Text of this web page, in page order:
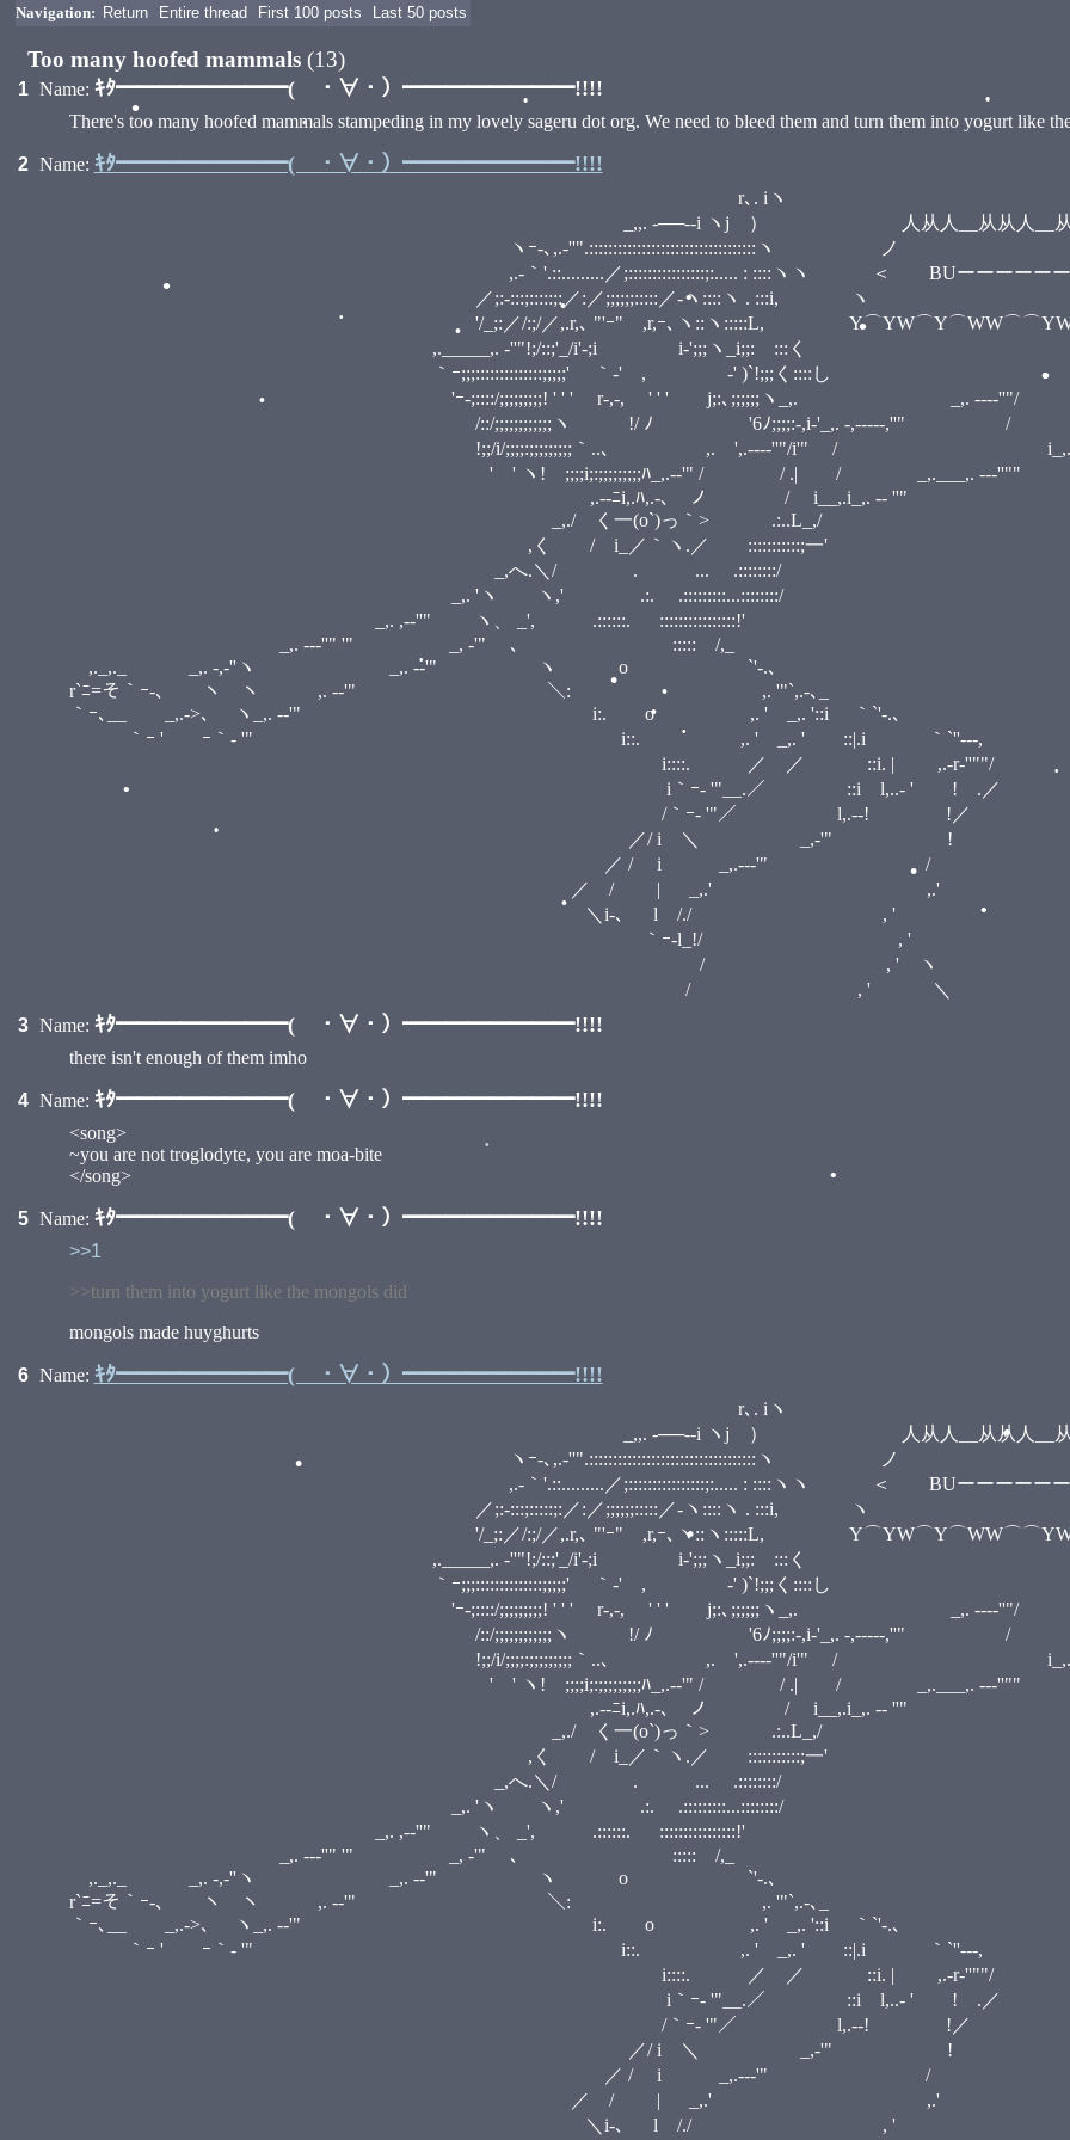
Navigation: Return Entire thread First 100 posts Last 50 posts
Too many hoofed mammals(13)
1 Name: ｷﾀ━━━━━━━━( ・∀・）━━━━━━━━!!!!
There's too many hoofed mammals stampeding in my lovely sageru dot org. We need to bleed them and turn them into yogurt like
2 Name: ｷﾀ━━━━━━━━( ・∀・）━━━━━━━━!!!!
r､. iヽ
_,,. -──‐-i ヽj ） 人从人__从从人__从人人
ヽｰ-､,.-''".:::::::::::::::::::::::::::::::::::
,.-｀'.::.........／;::::::::::::::::;:..... : ::::ヽヽ ＜ BUーーーーーーN
／;:-:::;:::::;:／:／;;;;;;:::::／-ヽ::::ヽ . :::i,
'/_;:／/:;/／,.r,､ "'ｰ" ,r,ｰ､ヽ::ヽ:::::L,
,._____,. -''"!;/::;'_/i'-;i i-';;;ヽ_i;;:ゝ:::く
｀ｰ;;;::::::::::::::;;;;;' ゝ｀-' , ゝ-' )`!;;;く::::し ,. -
'ｰ-;::::/;;;;;;;;;! ' ' ' r-,-, ' ' ' j;:､;;;;;;ヽ_,. _,. --‐‐''"/ / /
/::/;;;;;;;;;;;;ヽ !/ ﾉ '6ﾉ;;;;:-,i-'_,. -,‐‐‐‐‐,''" /
!;;/i/;;;;:;;;;;;;;;｀..､ ,. ',.-‐‐‐''"/i'" / i_,. -
' ' ヽ!ゝ;;;;i;:;;;;;;;;;ﾊ_,.-‐'" / / .| / _,.___,. -‐‐''""
,.-‐ﾆi,.ﾊ,.-､ ノ / i__,.i_,. -‐ ''"
_,./ く一(o`)っ｀> .:..L_,/
,く / i_／｀ヽ.／ :::::::::::;一'
_,へ.＼/ . ... .::::::::/
_,. 'ヽ ヽ,' .:. .:::::::::...::::::::/
_,. ,-‐''" ヽ、 _', .::::::. ::::::::::::::::!'
_,. -‐‐''" '" _, -'" ､ ::::: /,_
,._,._ _,. -,‐''ヽ _,. -‐'" ヽ o `'‐.､
r`ﾆ=そ｀ｰ-､ ヽ ヽ ,. -‐'" ＼: ,. '"`,.-､_
｀ｰ､__ ゝ_,.->､ ヽ_,. -‐'" i:. o ,. ' _,. '::i ｀`'‐.､
｀ｰ ' ｰ｀- '" i::. ,. ' _,. ' ::|.i ｀`''‐--,
i::::. ／ ／ ::i. | ,.-r‐''""/
i｀ｰ- '"__.／ ::i l,..- ' ! .／
/｀ｰ- '"／ l,.--! !／
／/ i ＼ _,-'" !
／ / i _,.--‐'" /
／ / | _,.' ,.'
＼i-､ l /./ , '
｀ｰ-l_!/ , '
/ , ' ヽ
/ , ' ＼
3 Name: ｷﾀ━━━━━━━━( ・∀・）━━━━━━━━!!!!
there isn't enough of them imho
4 Name: ｷﾀ━━━━━━━━( ・∀・）━━━━━━━━!!!!
<song>
~you are not troglodyte, you are moa-bite
</song>
5 Name: ｷﾀ━━━━━━━━( ・∀・）━━━━━━━━!!!!
>>1
>>turn them into yogurt like the mongols did
mongols made huyghurts
6 Name: ｷﾀ━━━━━━━━( ・∀・）━━━━━━━━!!!!
r､. iヽ
_,,. -──‐-i ヽj ） 人从人__从从人__从人人
ヽｰ-､,.-''".:::::::::::::::::::::::::::::::::::
,.-｀'.::.........／;::::::::::::::::;:..... : ::::ヽヽ ＜ BUーーーーーーN
／;:-:::;:::::;:／:／;;;;;;:::::／-ヽ::::ヽ . :::i,
'/_;:／/:;/／,.r,､ "'ｰ" ,r,ｰ､ヽ::ヽ:::::L,
,._____,. -''"!;/::;'_/i'-;i i-';;;ヽ_i;;:ゝ:::く
｀ｰ;;;::::::::::::::;;;;;' ゝ｀-' , ゝ-' )`!;;;く::::し ,. -
'ｰ-;::::/;;;;;;;;;! ' ' ' r-,-, ' ' ' j;:､;;;;;;ヽ_,. _,. --‐‐''"/ / /
/::/;;;;;;;;;;;;ヽ !/ ﾉ '6ﾉ;;;;:-,i-'_,. -,‐‐‐‐‐,''" /
!;;/i/;;;;:;;;;;;;;;｀..､ ,. ',.-‐‐‐''"/i'" / i_,. -
' ' ヽ!ゝ;;;;i;:;;;;;;;;;ﾊ_,.-‐'" / / .| / _,.___,. -‐‐''""
,.-‐ﾆi,.ﾊ,.-､ ノ / i__,.i_,. -‐ ''"
_,./ く一(o`)っ｀> .:..L_,/
,く / i_／｀ヽ.／ :::::::::::;一'
_,へ.＼/ . ... .::::::::/
_,. 'ヽ ヽ,' .:. .:::::::::...::::::::/
_,. ,-‐''" ヽ、 _', .::::::. ::::::::::::::::!'
_,. -‐‐''" '" _, -'" ､ ::::: /,_
,._,._ _,. -,‐''ヽ _,. -‐'" ヽ o `'‐.､
r`ﾆ=そ｀ｰ-､ ヽ ヽ ,. -‐'" ＼: ,. '"`,.-､_
｀ｰ､__ ゝ_,.->､ ヽ_,. -‐'" i:. o ,. ' _,. '::i ｀`'‐.､
｀ｰ ' ｰ｀- '" i::. ,. ' _,. ' ::|.i ｀`''‐--,
i::::. ／ ／ ::i. | ,.-r‐''""/
i｀ｰ- '"__.／ ::i l,..- ' ! .／
/｀ｰ- '"／ l,.--! !／
／/ i ＼ _,-'" !
／ / i _,.--‐'" /
／ / | _,.' ,.'
＼i-､ l /./ , '
•
•